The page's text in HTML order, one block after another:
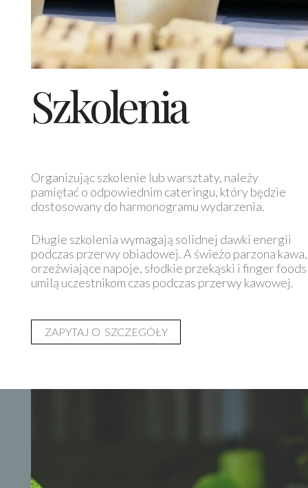
Szkolenia
Organizując szkolenie lub warsztaty, należy
pamiętać o odpowiednim cateringu, który będzie
dostosowany do harmonogramu wydarzenia.
Długie szkolenia wymagają solidnej dawki energii
podczas przerwy obiadowej. A świeżo parzona kawa,
orzeźwiające napoje, słodkie przekąski i finger foods
umilą uczestnikom czas podczas przerwy kawowej.
ZAPYTAJ O SZCZEGÓŁY